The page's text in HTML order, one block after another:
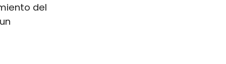
del